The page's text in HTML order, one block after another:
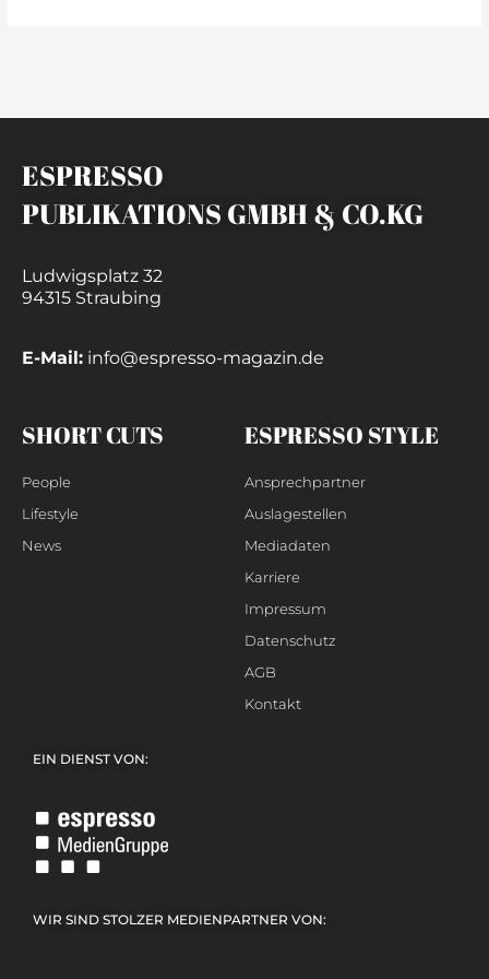
ESPRESSO
PUBLIKATIONS GMBH & CO.KG
Ludwigsplatz 32
94315 Straubing
E-Mail: info@espresso-magazin.de
SHORT CUTS
People
Lifestyle
News
ESPRESSO STYLE
Ansprechpartner
Auslagestellen
Mediadaten
Karriere
Impressum
Datenschutz
AGB
Kontakt
EIN DIENST VON:
WIR SIND STOLZER MEDIENPARTNER VON: